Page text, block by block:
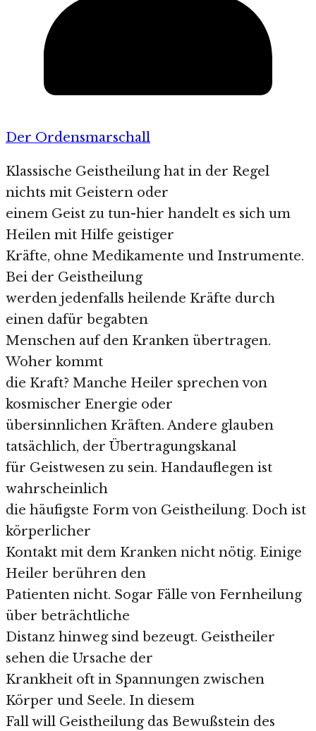
Der Ordensmarschall
Klassische Geistheilung hat in der Regel
nichts mit Geistern oder
einem Geist zu tun-hier handelt es sich um
Heilen mit Hilfe geistiger
Kräfte, ohne Medikamente und Instrumente.
Bei der Geistheilung
werden jedenfalls heilende Kräfte durch
einen dafür begabten
Menschen auf den Kranken übertragen.
Woher kommt
die Kraft? Manche Heiler sprechen von
kosmischer Energie oder
übersinnlichen Kräften. Andere glauben
tatsächlich, der Übertragungskanal
für Geistwesen zu sein. Handauflegen ist
wahrscheinlich
die häufigste Form von Geistheilung. Doch ist
körperlicher
Kontakt mit dem Kranken nicht nötig. Einige
Heiler berühren den
Patienten nicht. Sogar Fälle von Fernheilung
über beträchtliche
Distanz hinweg sind bezeugt. Geistheiler
sehen die Ursache der
Krankheit oft in Spannungen zwischen
Körper und Seele. In diesem
Fall will Geistheilung das Bewußstein des